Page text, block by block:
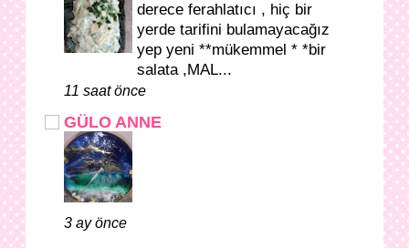
derece ferahlatıcı , hiç bir
yerde tarifini bulamayacağız
yep yeni **mükemmel * *bir
salata ,MAL...
11 saat önce
GÜLO ANNE
3 ay önce